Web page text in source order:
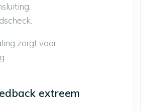
zorgt voor
extreem